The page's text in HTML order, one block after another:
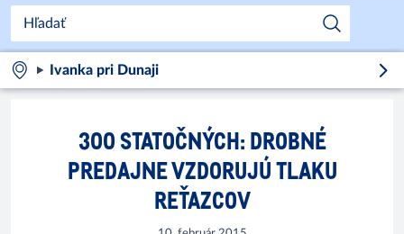
Ivanka pri Dunaji
300 STATOČNÝCH: DROBNÉ
PREDAJNE VZDORUJÚ TLAKU
REŤAZCOV